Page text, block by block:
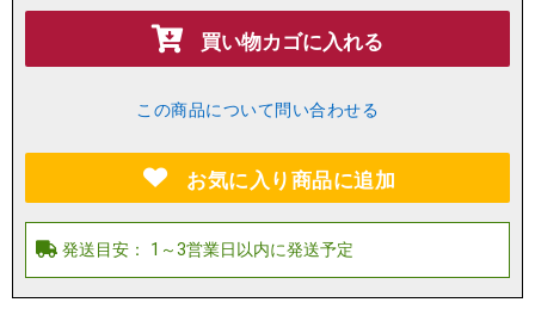
買い物カゴに入れる
この商品について問い合わせる
お気に入り商品に追加